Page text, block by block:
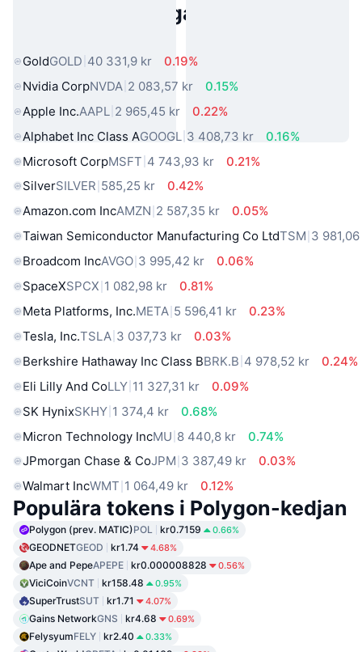
Populära tillgångar från den
GoldGOLD 40 331,9 kr
0.19%
Nvidia CorpNVDA 2 083,57 kr
0.15%
Apple Inc.AAPL 2 965,45 kr
0.22%
Alphabet Inc Class AGOOGL 3 408,73 kr
0.16%
Microsoft CorpMSFT 4 743,93 kr
0.21%
SilverSILVER 585,25 kr
0.42%
Amazon.com IncAMZN 2 587,35 kr
0.05%
Taiwan Semiconductor Manufacturing Co LtdTSM 3
Broadcom IncAVGO 3 995,42 kr
0.06%
SpaceXSPCX 1 082,98 kr
0.81%
Meta Platforms, Inc.META 5 596,41 kr
0.23%
Tesla, Inc.TSLA 3 037,73 kr
0.03%
Berkshire Hathaway Inc Class BBRK.B 4 978,52 kr
0.24%
Eli Lilly And CoLLY 11 327,31 kr
0.09%
SK HynixSKHY 1 374,4 kr
0.68%
Micron Technology IncMU 8 440,8 kr
0.74%
JPmorgan Chase & CoJPM 3 387,49 kr
0.03%
Walmart IncWMT 1 064,49 kr 0.12%
Populära tokens i Polygon-kedjan
Polygon (prev. MATIC)POL kr0.7159 0.66%
GEODNETGEOD kr1.74 4.68%
Ape and PepeAPEPE kr0.000008828 0.56%
ViciCoinVCNT kr158.48 0.95%
SuperTrustSUT kr1.71 4.07%
Gains NetworkGNS kr4.68 0.69%
FelysyumFELY kr2.40 0.33%